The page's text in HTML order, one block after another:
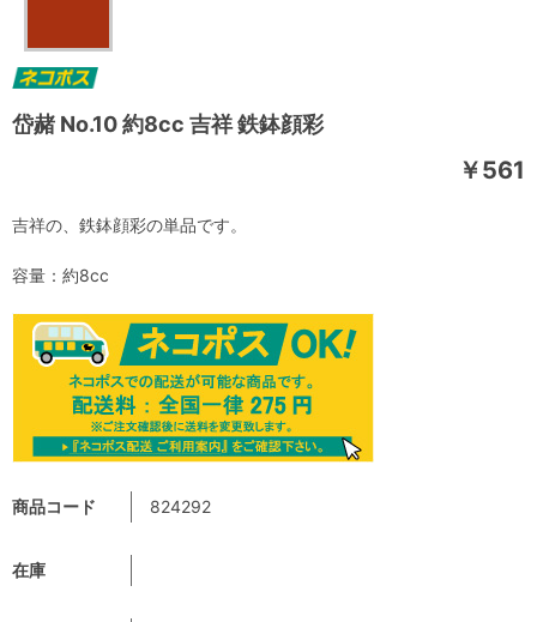
岱赭 No.10 約8cc 吉祥 鉄鉢顔彩
￥561
商品コード 824292
在庫
吉祥の、鉄鉢顔彩の単品です。
容量：約8cc